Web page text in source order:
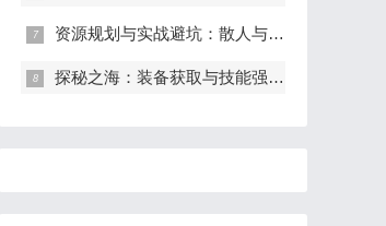
资源规划与实战避坑：散人与团队的生存法则
探秘之海：装备获取与技能强化全攻略